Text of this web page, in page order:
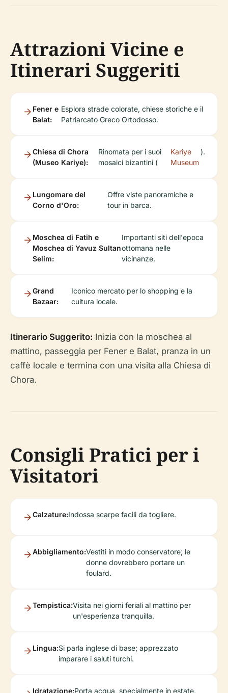
Attrazioni Vicine e
Itinerari Suggeriti
Fener e
Balat:
Esplora strade colorate, chiese storiche e il
Patriarcato Greco Ortodosso.
Chiesa di Chora
(Museo Kariye):
Rinomata per i suoi
mosaici bizantini (
Kariye
Museum
).
Lungomare del
Corno d'Oro:
Offre viste panoramiche e
tour in barca.
Moschea di Fatih e
Moschea di Yavuz Sultan
Selim:
Importanti siti dell'epoca
ottomana nelle
vicinanze.
Grand
Bazaar:
Iconico mercato per lo shopping e la
cultura locale.
Itinerario Suggerito: Inizia con la moschea al
mattino, passeggia per Fener e Balat, pranza in un
caffè locale e termina con una visita alla Chiesa di
Chora.
Consigli Pratici per i
Visitatori
Calzature:Indossa scarpe facili da togliere.
Abbigliamento:Vestiti in modo conservatore; le
donne dovrebbero portare un
foulard.
Tempistica:Visita nei giorni feriali al mattino per
un'esperienza tranquilla.
Lingua:Si parla inglese di base; apprezzato
imparare i saluti turchi.
Idratazione:Porta acqua, specialmente in estate.